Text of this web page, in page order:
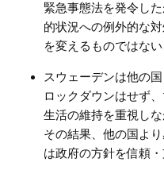
緊急事態法を発令し
的状況への例外的な
を変えるものではな
スウェーデンは他の
ロックダウンはせず
生活の維持を重視しな
その結果、他の国よ
は政府の方針を信頼